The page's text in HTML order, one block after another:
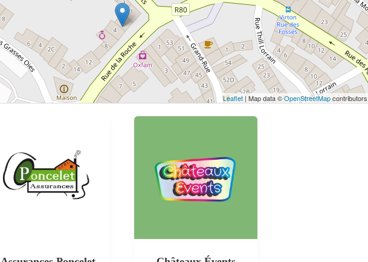
Cliquez sur le bouton pour afficher la carte.
Voir la carte
Leaflet| Map data ©OpenStreetMapcontributors,